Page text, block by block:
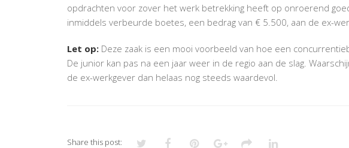
opdrachten voor zover het werk betrekking heeft op onroerend
inmiddels verbeurde boetes, een bedrag van € 5.500, aan de ex-
Let op: Deze zaak is een mooi voorbeeld van hoe een
De junior kan pas na een jaar weer in de regio aan de slag.
de ex-werkgever dan helaas nog steeds waardevol.
Share this post: